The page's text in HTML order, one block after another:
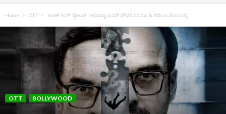
Home OTT ‘ಕಡಕ್ ಸಿಂಗ್’ ಟ್ರೇಲರ್‌ | ಅನಿರುದ್ಧ ರಾಯ್ ಚೌಧರಿ ಸಿನಿಮಾ ಡಿ. 8ರಿಂದ ZEE5ನಲ್ಲಿ
OTT BOLLYWOOD